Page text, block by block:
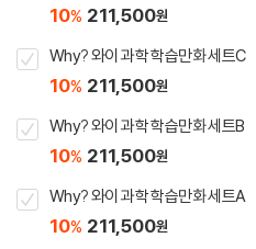
10% 211,500원
Why? 와이 과학 학습만화 세트C
10% 211,500원
Why? 와이 과학 학습만화 세트B
10% 211,500원
Why? 와이 과학 학습만화 세트A
10% 211,500원